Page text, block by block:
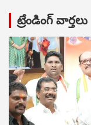
ట్రేండింగ్ వార్తలు